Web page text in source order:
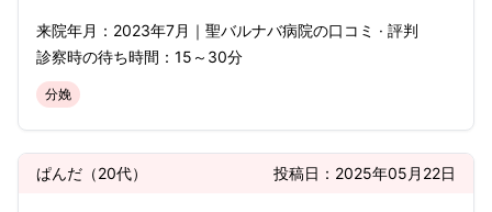
来院年月： 2023年7月 ｜ 聖バルナバ病院の口コミ · 評判
診察時の待ち時間： 15～30分
分娩
ぱんだ （20代） 投稿日： 2025年05月22日